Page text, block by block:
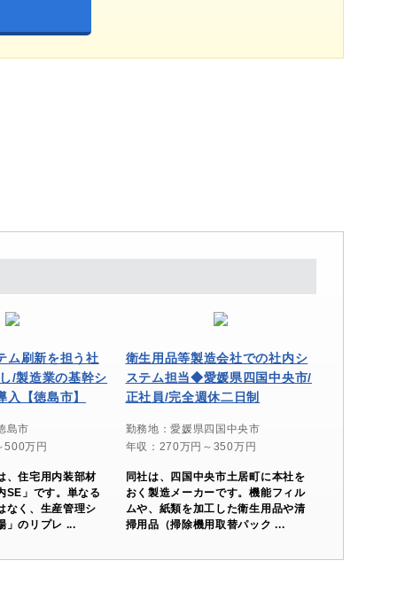
ム刷新を担う社
/製造業の基幹シ
入【徳島市】
島市
500万円
、住宅用内装部材
SE」です。単なる
なく、生産管理シ
」のリプレ ...
衛生用品等製造会社での社内シ
ステム担当◆愛媛県四国中央市/
正社員/完全週休二日制
勤務地：愛媛県四国中央市
年収：270万円～350万円
同社は、四国中央市土居町に本社を
おく製造メーカーです。機能フィル
ムや、紙類を加工した衛生用品や清
掃用品（掃除機用取替パック ...